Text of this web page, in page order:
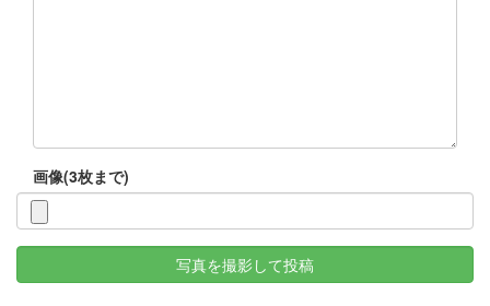
画像(3枚まで)
写真を撮影して投稿